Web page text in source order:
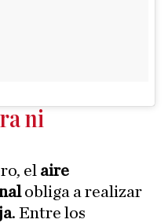
ni
el aire
obliga a realizar
. Entre los